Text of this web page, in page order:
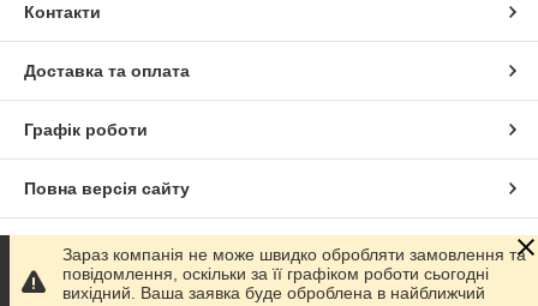
Контакти
Доставка та оплата
Графік роботи
Повна версія сайту
Сайт створено на маркетплейсі Prom.ua
Зараз компанія не може швидко обробляти замовлення та
повідомлення, оскільки за її графіком роботи сьогодні
вихідний. Ваша заявка буде оброблена в найближчий